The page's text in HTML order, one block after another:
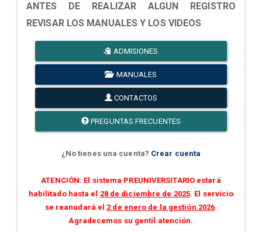
ANTES DE REALIZAR ALGUN REGISTRO
REVISAR LOS MANUALES Y LOS VIDEOS
ADMISIONES
MANUALES
CONTACTOS
PREGUNTAS FRECUENTES
¿No tienes una cuenta? Crear cuenta
ATENCIÓN: El sistema PREUNIVERSITARIO estará
habilitado hasta el 28 de diciembre de 2025. El servicio
se reanudará el 2 de enero de la gestión 2026.
Agradecemos su gentil atención.